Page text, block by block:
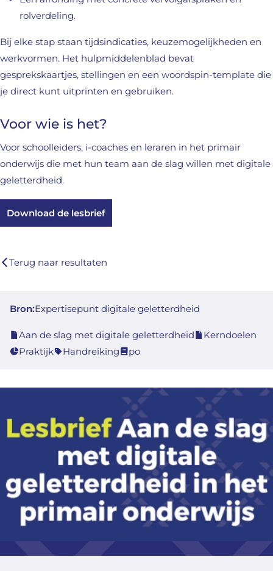
rolverdeling.
Bij elke stap staan tijdsindicaties, keuzemogelijkheden en
werkvormen. Het hulpmiddelenblad bevat
gesprekskaartjes, stellingen en een woordspin-template die
je direct kunt uitprinten en gebruiken.
Voor wie is het?
Voor schoolleiders, i-coaches en leraren in het primair
onderwijs die met hun team aan de slag willen met digitale
geletterdheid.
Download de lesbrief
Terug naar resultaten
Bron:Expertisepunt digitale geletterdheid
Aan de slag met digitale geletterdheid
Kerndoelen
Praktijk
Handreiking po